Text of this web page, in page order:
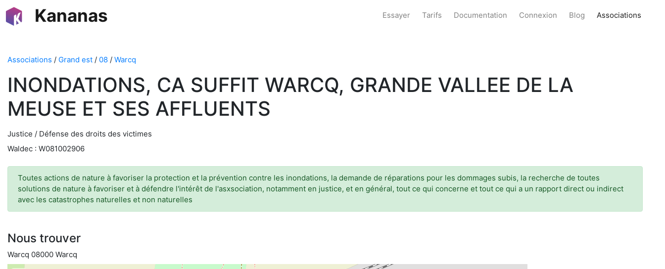
Kananas Essayer Tarifs Documentation Connexion Blog Associations
Associations / Grand est / 08 / Warcq
INONDATIONS, CA SUFFIT WARCQ, GRANDE VALLEE DE LA
MEUSE ET SES AFFLUENTS
Justice / Défense des droits des victimes
Waldec : W081002906
Toutes actions de nature à favoriser la protection et la prévention contre les inondations, la demande de réparations pour les dommages subis, la recherche de toutes
solutions de nature à favoriser et à défendre l'intérêt de l'asxsociation, notamment en justice, et en général, tout ce qui concerne et tout ce qui a un rapport direct ou indirect
avec les catastrophes naturelles et non naturelles
Nous trouver
Warcq 08000 Warcq